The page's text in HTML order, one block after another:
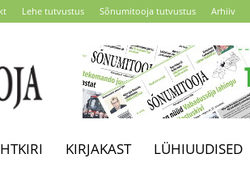
Lehe tutvustus Sõnumitooja tutvustus Arhiiv
KIRJAKAST LÜHIUUDISED